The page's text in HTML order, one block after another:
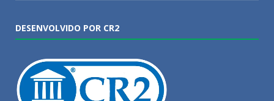
DESENVOLVIDO POR CR2